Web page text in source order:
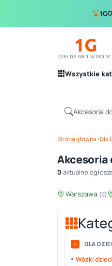
1G
1G
GIEŁDA NR 1 W
Wszystkie
Strona główna›Dla
Akcesoria
0 aktualne
Warszawa (0)
DLA
Wózki